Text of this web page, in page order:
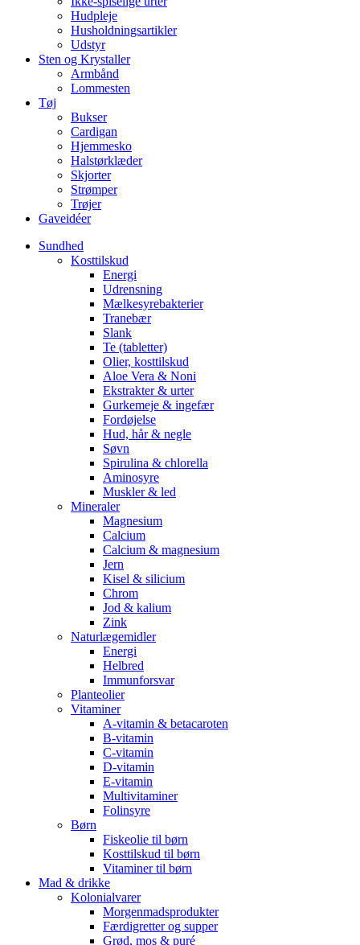
Hudpleje
Husholdningsartikler
Udstyr
Sten og Krystaller
Armbånd
Lommesten
Tøj
Bukser
Cardigan
Hjemmesko
Halstørklæder
Skjorter
Strømper
Trøjer
Gaveidéer
Sundhed
Kosttilskud
Energi
Udrensning
Mælkesyrebakterier
Tranebær
Slank
Te (tabletter)
Olier, kosttilskud
Aloe Vera & Noni
Ekstrakter & urter
Gurkemeje & ingefær
Fordøjelse
Hud, hår & negle
Søvn
Spirulina & chlorella
Aminosyre
Muskler & led
Mineraler
Magnesium
Calcium
Calcium & magnesium
Jern
Kisel & silicium
Chrom
Jod & kalium
Zink
Naturlægemidler
Energi
Helbred
Immunforsvar
Planteolier
Vitaminer
A-vitamin & betacaroten
B-vitamin
C-vitamin
D-vitamin
E-vitamin
Multivitaminer
Folinsyre
Børn
Fiskeolie til børn
Kosttilskud til børn
Vitaminer til børn
Mad & drikke
Kolonialvarer
Morgenmadsprodukter
Færdigretter og supper
Grød, mos & puré